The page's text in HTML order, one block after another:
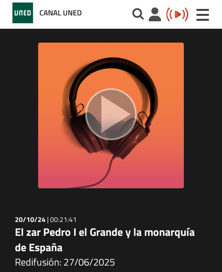
Toggle
20/10/24|00:21:41
El zar Pedro I el Grande y la monarquía
de España
Redifusión: 27/06/2025